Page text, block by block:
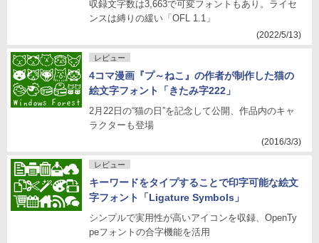
収録文字数は3,663で可変フォントもあり。ライセ
ンスは縛りの緩い「OFL 1.1」
(2022/5/13)
レビュー
4コマ漫画『プ～ねこ』の作者が制作した猫の
絵文字フォント「きたみ字222」
2月22日の“猫の日”を記念して公開、作品内のキャ
ラクターも登場
(2016/3/3)
レビュー
キーワードをタイプすることで印字可能な絵文
字フォント「Ligature Symbols」
シンプルで実用性が高いアイコンを収録、OpenTy
peフォントの合字機能を活用